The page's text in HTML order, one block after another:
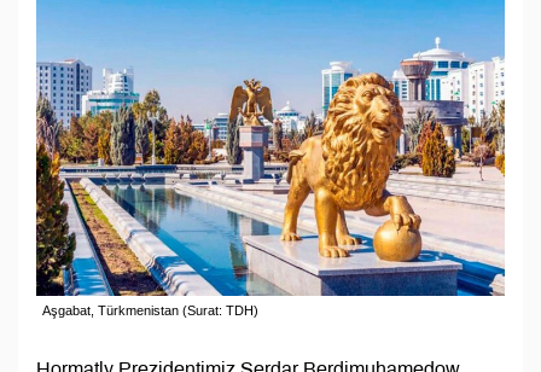
Aşgabat, Türkmenistan (Surat: TDH)